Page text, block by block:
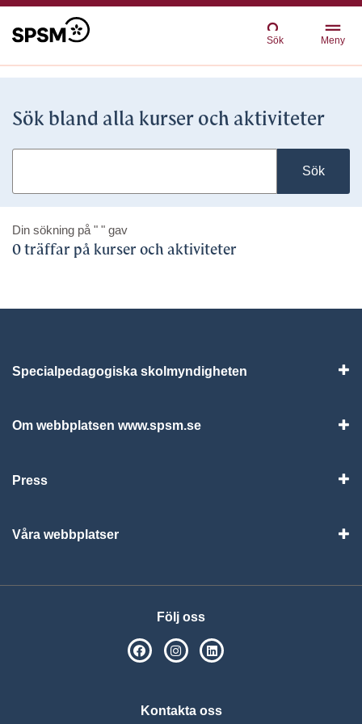
Sök Meny
Sök bland alla kurser och aktiviteter
Sök
Din sökning på " " gav
0 träffar på kurser och aktiviteter
Specialpedagogiska skolmyndigheten
Om webbplatsen www.spsm.se
Press
Våra webbplatser
Följ oss
SPSM på Facebook
SPSM på Instagram
Kontakta oss